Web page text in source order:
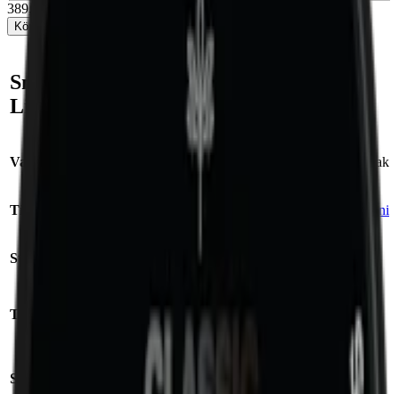
389,50 kr
Köp
Snabb fakta om Catch
Licorice Original Minisnus
Varumärke: /salmiak
Tillverkare: mini
Styrka:
Torrhet:
Nikotin per prilla:
Snustyp: original portionssnus
Nettovikt per dosa: